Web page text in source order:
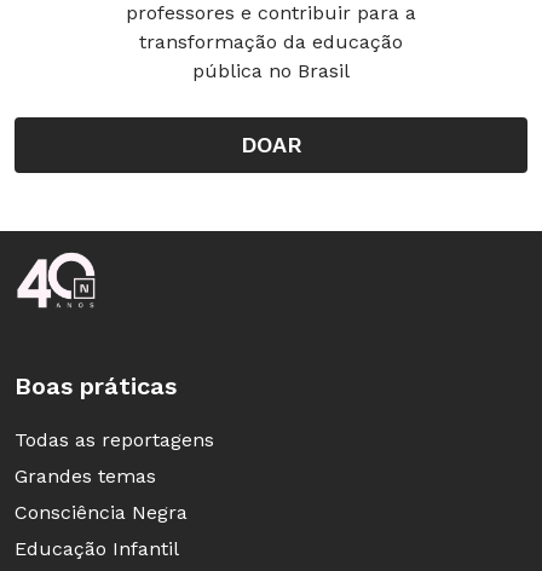
professores e contribuir para a
transformação da educação
pública no Brasil
DOAR
Rodapé da Nova Escola
Boas práticas
Todas as reportagens
Grandes temas
Consciência Negra
Educação Infantil